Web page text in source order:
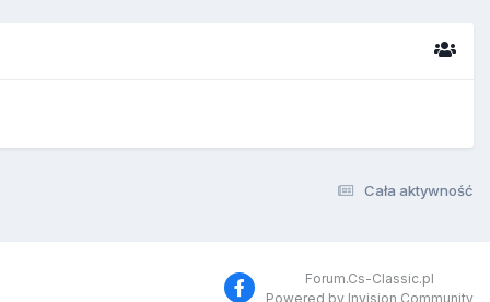
Cała aktywność
Forum.Cs-Classic.pl
Powered by Invision Community